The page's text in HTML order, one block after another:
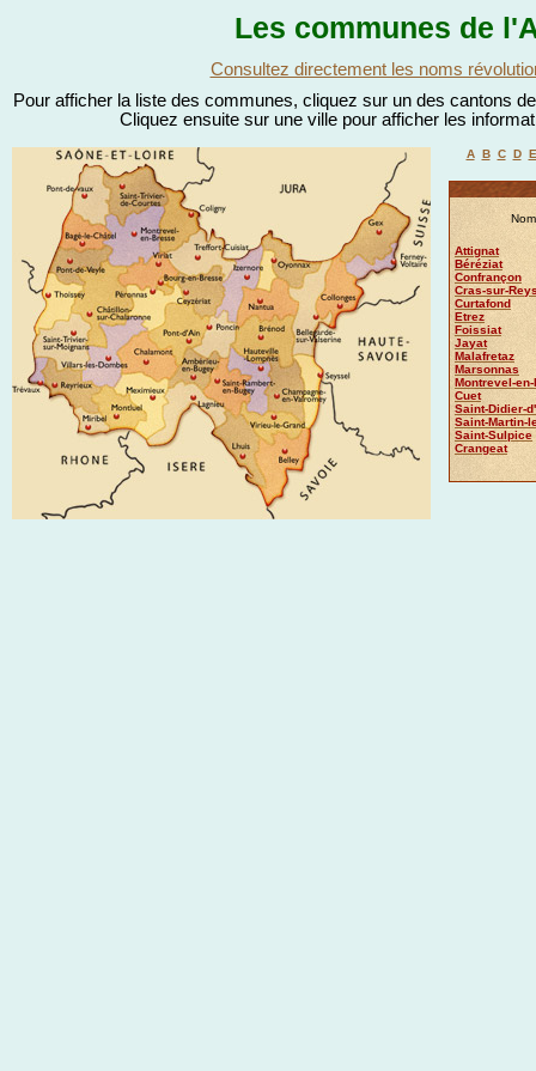
Les communes de
Consultez directement les noms
Pour afficher la liste des communes, cliquez sur un des cantons
Cliquez ensuite sur une ville pour afficher les
A B C D E
Attignat
Béréziat
Confrançon
Cras-sur-
Curtafond
Etrez
Foissiat
Jayat
Malafretaz
Marsonnas
Montrevel-
Cuet
Saint-Didier-
Saint-Martin-
Saint-Sulpice
Crangeat